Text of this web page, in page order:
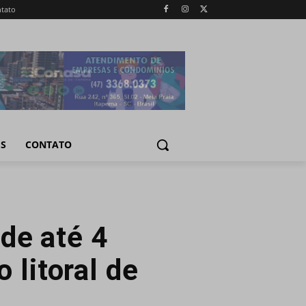
CONTATO
até 4
litoral de